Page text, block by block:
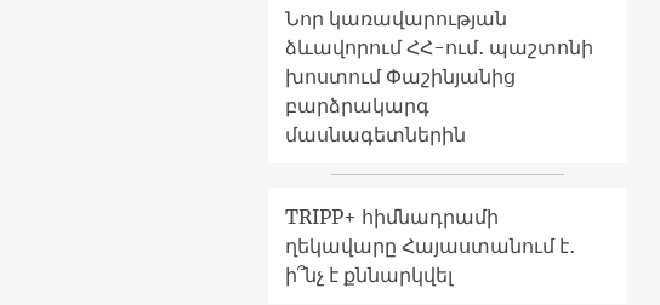
Նոր կառավարության
ձևավորում ՀՀ-ում․ պաշտոնի
խոստում Փաշինյանից
բարձրակարգ
մասնագետներին
TRIPP+ հիմնադրամի
ղեկավարը Հայաստանում է․
ի՞նչ է քննարկվել